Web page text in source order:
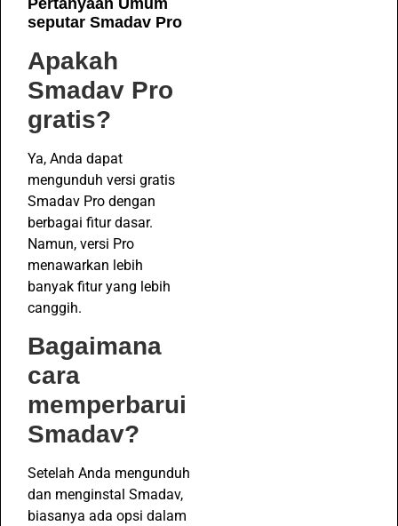
seputar Smadav Pro
Apakah
Smadav Pro
gratis?
Ya, Anda dapat
mengunduh versi gratis
Smadav Pro dengan
berbagai fitur dasar.
Namun, versi Pro
menawarkan lebih
banyak fitur yang lebih
canggih.
Bagaimana
cara
memperbarui
Smadav?
Setelah Anda mengunduh
dan menginstal Smadav,
biasanya ada opsi dalam